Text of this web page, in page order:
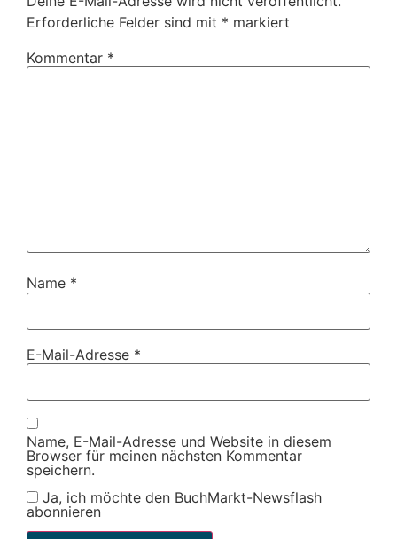
Erforderliche Felder sind mit * markiert
Kommentar *
Name *
E-Mail-Adresse *
Name, E-Mail-Adresse und Website in diesem
Browser für meinen nächsten Kommentar
speichern.
Ja, ich möchte den BuchMarkt-Newsflash
abonnieren